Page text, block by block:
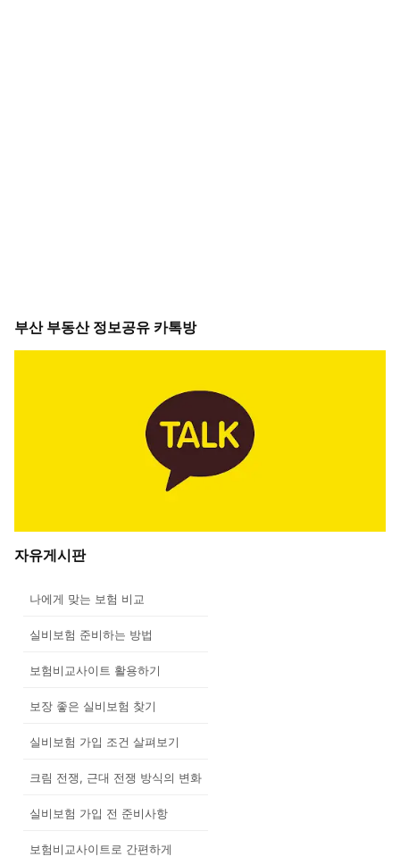
부산 부동산 정보공유 카톡방
자유게시판
나에게 맞는 보험 비교
실비보험 준비하는 방법
보험비교사이트 활용하기
보장 좋은 실비보험 찾기
실비보험 가입 조건 살펴보기
크림 전쟁, 근대 전쟁 방식의 변화
실비보험 가입 전 준비사항
보험비교사이트로 간편하게